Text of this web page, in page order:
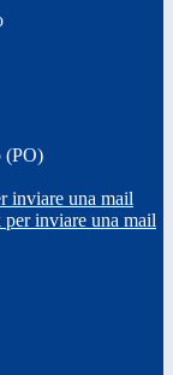
(PO)
inviare una mail
inviare una mail